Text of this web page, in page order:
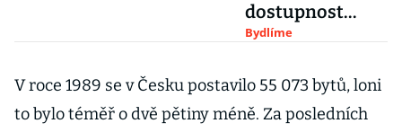
dostupnost
bydlení se však
studie
Bydlíme
V roce 1989 se v Česku postavilo 55 073 bytů, loni
to bylo téměř o dvě pětiny méně. Za posledních